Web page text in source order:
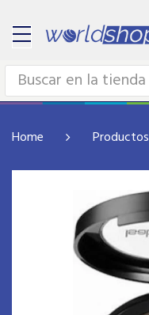
Home Productos